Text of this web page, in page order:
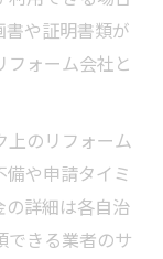
や証明書類が
ォーム会社と
上のリフォーム
や申請タイミ
詳細は各自治
できる業者のサ